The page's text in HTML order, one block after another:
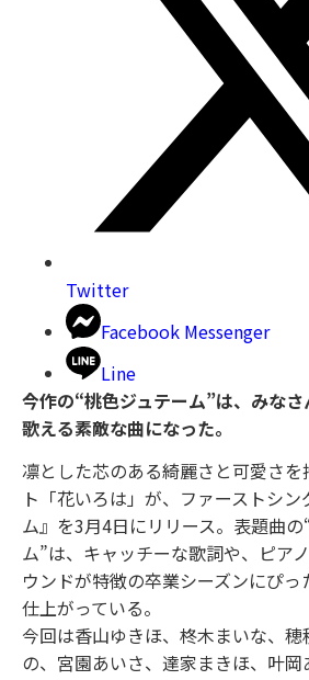
Twitter
Facebook Messenger
Line
今作の“桃色ジュテーム”は、みな
歌える素敵な曲になった。
凛とした芯のある綺麗さと可愛さ
ト「花いろは」が、ファーストシ
ム』を3月4日にリリース。表題曲の
ム”は、キャッチーな歌詞や、ピア
ウンドが特徴の卒業シーズンにぴ
仕上がっている。
今回は香山ゆきほ、柊木まいな、
の、宮園あいさ、達家まきほ、叶